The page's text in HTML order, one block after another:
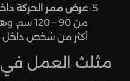
عرض ممر الحركة
من 90 –
أكثر من شخص داخل
مثلث العمل في